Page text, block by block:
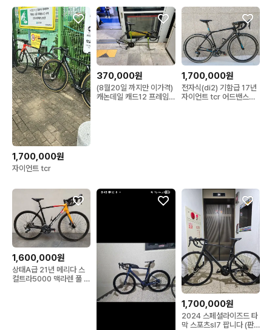
1,700,000원
자이언트 tcr
370,000원
(8월20일 까지만 이가격)
캐논데일 캐드12 프레임
1,700,000원
전자식(di2) 기함급 17년
자이언트 tcr 어드밴스
1,600,000원
상태A급 21년 메리다 스
컬트라5000 맥라렌 풀 울
1,700,000원
2024 스페셜라이즈드 타
막 스포츠sl7 팝니다 (판